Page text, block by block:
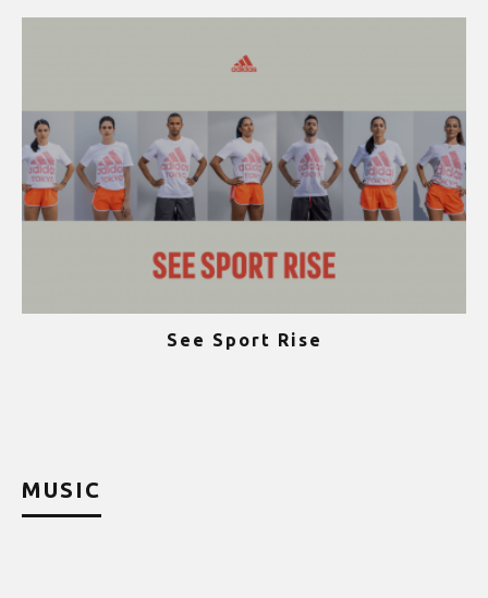
See Sport Rise
MUSIC